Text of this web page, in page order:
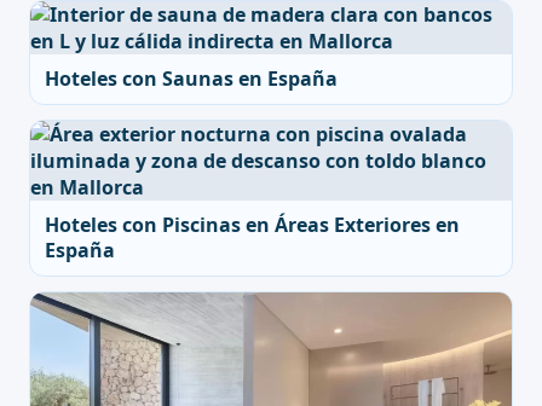
Hoteles con Saunas en España
Hoteles con Piscinas en Áreas Exteriores en
España